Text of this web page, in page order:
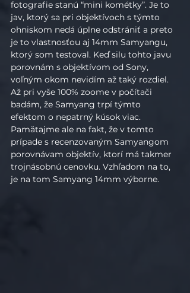
fotografie stanú “mini kométky”. Je to
jav, ktorý sa pri objektívoch s týmto
ohniskom nedá úplne odstrániť a preto
je to vlastnosťou aj 14mm Samyangu,
ktorý som testoval. Keď silu tohto javu
porovnám s objektívom od Sony,
voľným okom nevidím až taký rozdiel.
Až pri vyše 100% zoome v počítači
badám, že Samyang trpí týmto
efektom o nepatrný kúsok viac.
Pamätajme ale na fakt, že v tomto
prípade s recenzovaným Samyangom
porovnávam objektív, ktorí má takmer
trojnásobnú cenovku. Vzhľadom na to,
je na tom Samyang 14mm výborne.